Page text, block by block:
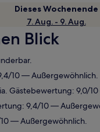
Dieses Wochenende
7. Aug. - 9. Aug.
Blick
10 — Außergewöhnlich.
Gästebewertung: 9,0/
9,4/10 —
— Außergewöhnlich.